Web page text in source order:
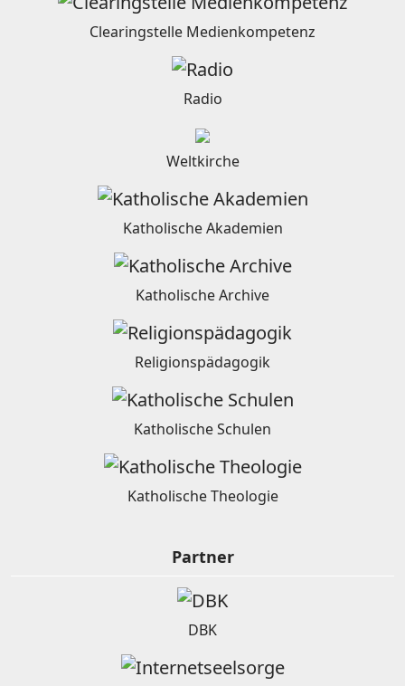
Clearingstelle Medienkompetenz
Radio
Weltkirche
Katholische Akademien
Katholische Archive
Religionspädagogik
Katholische Schulen
Katholische Theologie
Partner
DBK